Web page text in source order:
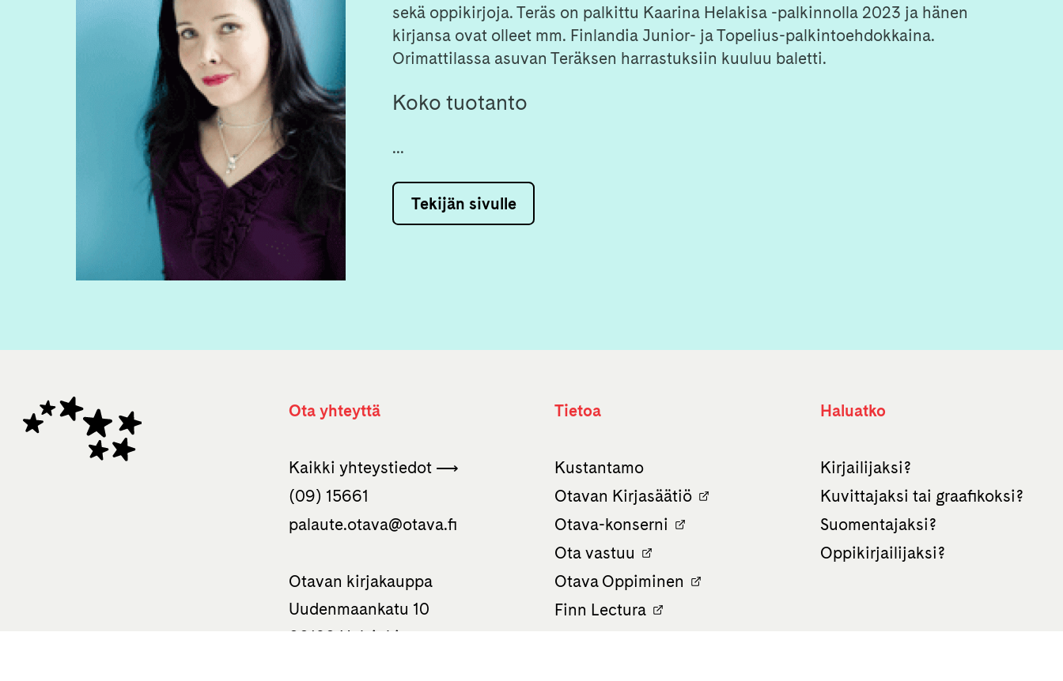
sekä oppikirjoja. Teräs on palkittu Kaarina Helakisa -palkinnolla 2023 ja hänen
kirjansa ovat olleet mm. Finlandia Junior- ja Topelius-palkintoehdokkaina.
Orimattilassa asuvan Teräksen harrastuksiin kuuluu baletti.
Koko tuotanto
...
Tekijän sivulle
Ota yhteyttä
Kaikki yhteystiedot ⟶
(09) 15661
palaute.otava­@otava.fi
Otavan kirjakauppa
Uudenmaankatu 10
00120 Helsinki
Tietoa
Kustantamo
Otavan Kirjasäätiö
Otava-konserni
Ota vastuu
Otava Oppiminen
Finn Lectura
Haluatko
Kirjailijaksi?
Kuvittajaksi tai graafikoksi?
Suomentajaksi?
Oppikirjailijaksi?